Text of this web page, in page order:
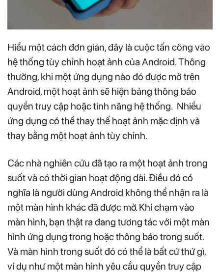
Hiểu một cách đơn giản, đây là cuộc tấn công vào
hệ thống tùy chỉnh hoạt ảnh của Android. Thông
thường, khi một ứng dụng nào đó được mở trên
Android, một hoạt ảnh sẽ hiện bảng thông báo
quyền truy cập hoặc tính năng hệ thống. Nhiều
ứng dụng có thể thay thế hoạt ảnh mặc định và
thay bằng một hoạt ảnh tùy chỉnh.
Các nhà nghiên cứu đã tạo ra một hoạt ảnh trong
suốt và có thời gian hoạt động dài. Điều đó có
nghĩa là người dùng Android không thể nhận ra là
một màn hình khác đã được mở. Khi chạm vào
màn hình, bạn thật ra đang tương tác với một màn
hình ứng dụng trong hoặc thông báo trong suốt.
Và màn hình trong suốt đó có thể là bất cứ thứ gì,
ví dụ như một màn hình yêu cầu quyền truy cập